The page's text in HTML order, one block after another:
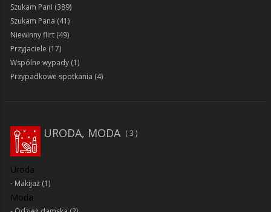
Szukam Pani (389)
Szukam Pana (41)
Niewinny flirt (49)
Przyjaciele (17)
Wspólne wypady (1)
Przypadkowe spotkania (4)
URODA, MODA 3
Uroda
Makijaż (1)
Moda